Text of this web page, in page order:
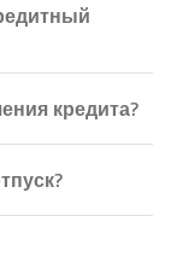
кредита?